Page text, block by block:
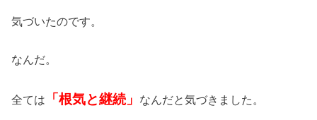
気づいたのです。
なんだ。
全ては 「根気と継続」 なんだと気づきました。